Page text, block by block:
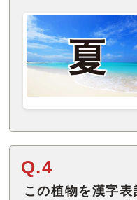
Q.4
この植物を漢字